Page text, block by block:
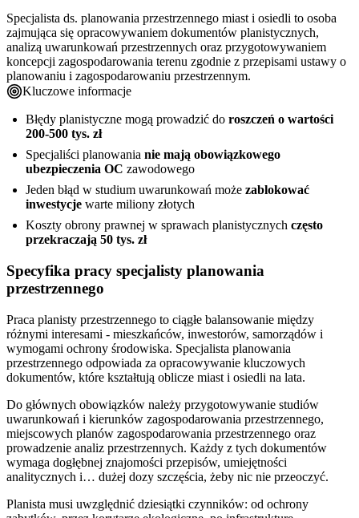
Specjalista ds. planowania przestrzennego miast i osiedli to osoba
zajmująca się opracowywaniem dokumentów planistycznych,
analizą uwarunkowań przestrzennych oraz przygotowywaniem
koncepcji zagospodarowania terenu zgodnie z przepisami ustawy o
planowaniu i zagospodarowaniu przestrzennym.
Kluczowe informacje
Błędy planistyczne mogą prowadzić do roszczeń o wartości
200-500 tys. zł
Specjaliści planowania nie mają obowiązkowego
ubezpieczenia OC zawodowego
Jeden błąd w studium uwarunkowań może zablokować
inwestycje warte miliony złotych
Koszty obrony prawnej w sprawach planistycznych często
przekraczają 50 tys. zł
Specyfika pracy specjalisty planowania
przestrzennego
Praca planisty przestrzennego to ciągłe balansowanie między
różnymi interesami - mieszkańców, inwestorów, samorządów i
wymogami ochrony środowiska. Specjalista planowania
przestrzennego odpowiada za opracowywanie kluczowych
dokumentów, które kształtują oblicze miast i osiedli na lata.
Do głównych obowiązków należy przygotowywanie studiów
uwarunkowań i kierunków zagospodarowania przestrzennego,
miejscowych planów zagospodarowania przestrzennego oraz
prowadzenie analiz przestrzennych. Każdy z tych dokumentów
wymaga dogłębnej znajomości przepisów, umiejętności
analitycznych i… dużej dozy szczęścia, żeby nic nie przeoczyć.
Planista musi uwzględnić dziesiątki czynników: od ochrony